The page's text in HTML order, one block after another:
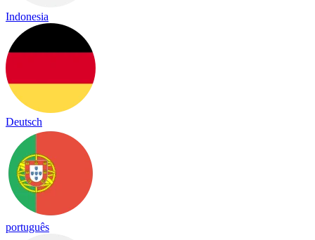
Indonesia
Deutsch
português